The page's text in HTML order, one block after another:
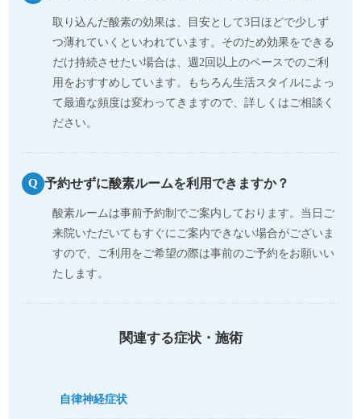
取り込んだ酸素の効果は、目安として3日ほどで少しず
つ薄れていくといわれています。そのため効果をできる
だけ持続させたい場合は、週2回以上のペースでのご利
用をおすすめしています。もちろん生活スタイルによっ
て最適な頻度は変わってきますので、詳しくはご相談く
ださい。
Q 予約せずに酸素ルームを利用できますか？
酸素ルームは事前予約制でご案内しております。当日ご
来院いただいてもすぐにご案内できない場合がございま
すので、ご利用をご希望の際は事前のご予約をお願いい
たします。
関連する症状・施術
自律神経症状